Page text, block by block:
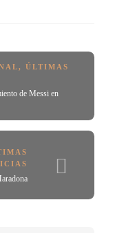
, ÚLTIMAS
de Messi en